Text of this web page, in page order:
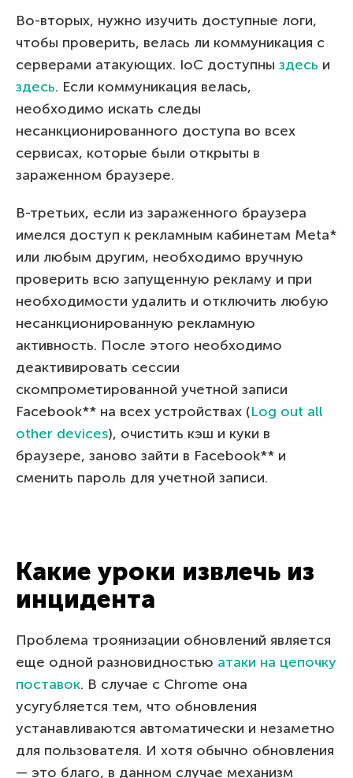
Во-вторых, нужно изучить доступные логи,
чтобы проверить, велась ли коммуникация с
серверами атакующих. IoC доступны здесь и
здесь. Если коммуникация велась,
необходимо искать следы
несанкционированного доступа во всех
сервисах, которые были открыты в
зараженном браузере.
В-третьих, если из зараженного браузера
имелся доступ к рекламным кабинетам Meta*
или любым другим, необходимо вручную
проверить всю запущенную рекламу и при
необходимости удалить и отключить любую
несанкционированную рекламную
активность. После этого необходимо
деактивировать сессии
скомпрометированной учетной записи
Facebook** на всех устройствах (Log out all
other devices), очистить кэш и куки в
браузере, заново зайти в Facebook** и
сменить пароль для учетной записи.
Какие уроки извлечь из
инцидента
Проблема троянизации обновлений является
еще одной разновидностью атаки на цепочку
поставок. В случае с Chrome она
усугубляется тем, что обновления
устанавливаются автоматически и незаметно
для пользователя. И хотя обычно обновления
— это благо, в данном случае механизм